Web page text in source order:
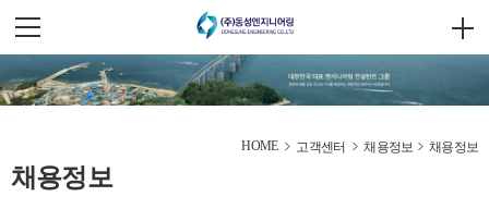
채용정보
HOME 고객센터 채용정보 채용정보